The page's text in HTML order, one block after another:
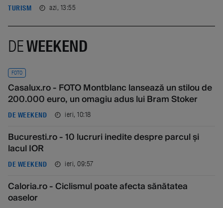
TURISM azi, 13:55
DEWEEKEND
FOTO
Casalux.ro - FOTO Montblanc lansează un stilou de
200.000 euro, un omagiu adus lui Bram Stoker
DE WEEKEND ieri, 10:18
Bucuresti.ro - 10 lucruri inedite despre parcul și
lacul IOR
DE WEEKEND ieri, 09:57
Caloria.ro - Ciclismul poate afecta sănătatea
oaselor